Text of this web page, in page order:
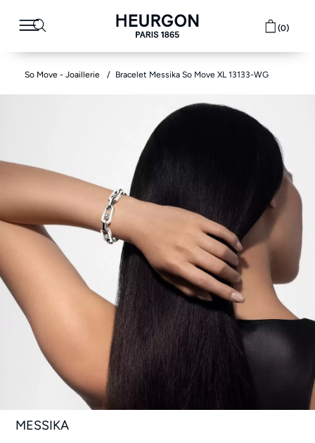
(0)
So Move - Joaillerie Bracelet Messika So Move XL 13133-WG
MESSIKA